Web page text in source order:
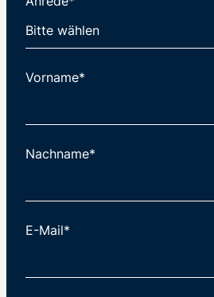
Vorname*
Nachname*
E-Mail*